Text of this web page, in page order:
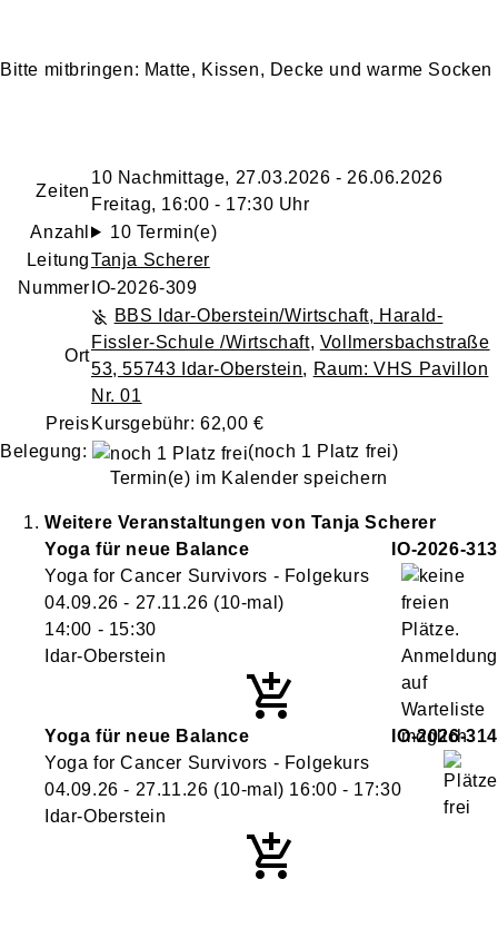
Bitte mitbringen: Matte, Kissen, Decke und warme Socken
Zeiten
10 Nachmittage, 27.03.2026 - 26.06.2026
Freitag, 16:00 - 17:30 Uhr
Anzahl
10 Termin(e)
LeitungTanja Scherer
Nummer IO-2026-309
Ort
BBS Idar-Oberstein/Wirtschaft, Harald-
Fissler-Schule /Wirtschaft, Vollmersbachstraße
53, 55743 Idar-Oberstein, Raum: VHS Pavillon
Nr. 01
Preis Kursgebühr: 62,00 €
Belegung:
(noch 1 Platz frei)
Termin(e) im Kalender speichern
Weitere Veranstaltungen von TanjaScherer
Yoga für neue Balance
IO-2026-313
Yoga for Cancer Survivors - Folgekurs
04.09.26 - 27.11.26 (10-mal)
14:00 - 15:30
Idar-Oberstein
Yoga für neue Balance
IO-2026-314
Yoga for Cancer Survivors - Folgekurs
04.09.26 - 27.11.26 (10-mal) 16:00 - 17:30
Idar-Oberstein